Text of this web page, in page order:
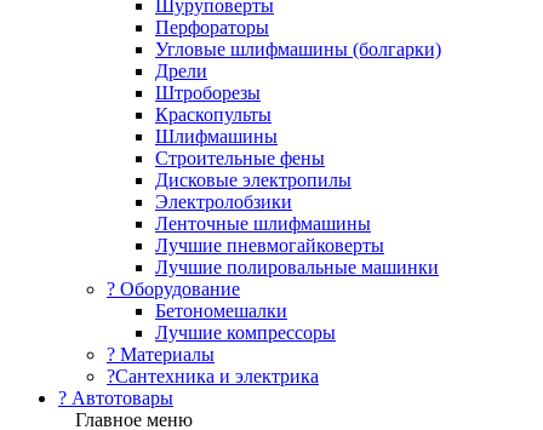
Шуруповерты
Перфораторы
Угловые шлифмашины (болгарки)
Дрели
Штроборезы
Краскопульты
Шлифмашины
Строительные фены
Дисковые электропилы
Электролобзики
Ленточные шлифмашины
Лучшие пневмогайковерты
Лучшие полировальные машинки
?️ Оборудование
Бетономешалки
Лучшие компрессоры
? Материалы
?Сантехника и электрика
? Автотовары
Главное меню